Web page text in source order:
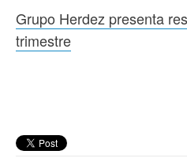
Grupo Herdez presenta
trimestre